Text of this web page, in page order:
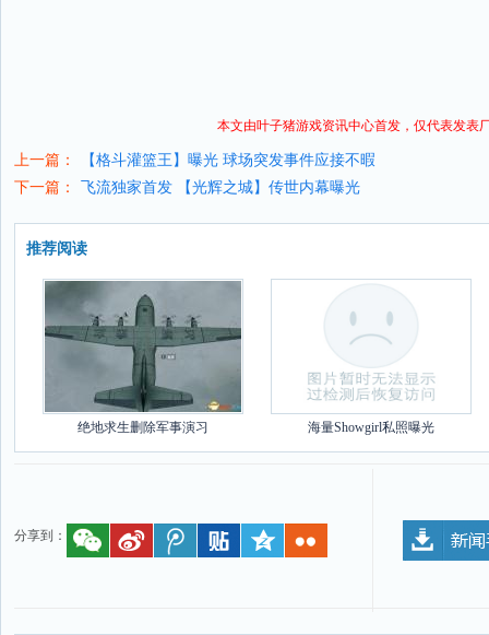
本文由叶子猪游戏资讯中心首发，仅代表发表
上一篇：
【格斗灌篮王】曝光 球场突发事件应接不暇
下一篇：
飞流独家首发 【光辉之城】传世内幕曝光
推荐阅读
绝地求生删除军事演习 海量Showgirl私照曝光
分享到：